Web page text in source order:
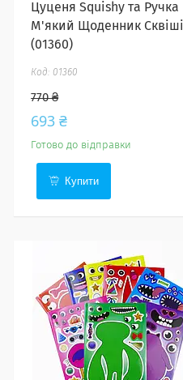
Цуценя Squishy та Ручка
М'який Щоденник Сквіші
(01360)
01360
770 ₴
693 ₴
Готово до відправки
Купити